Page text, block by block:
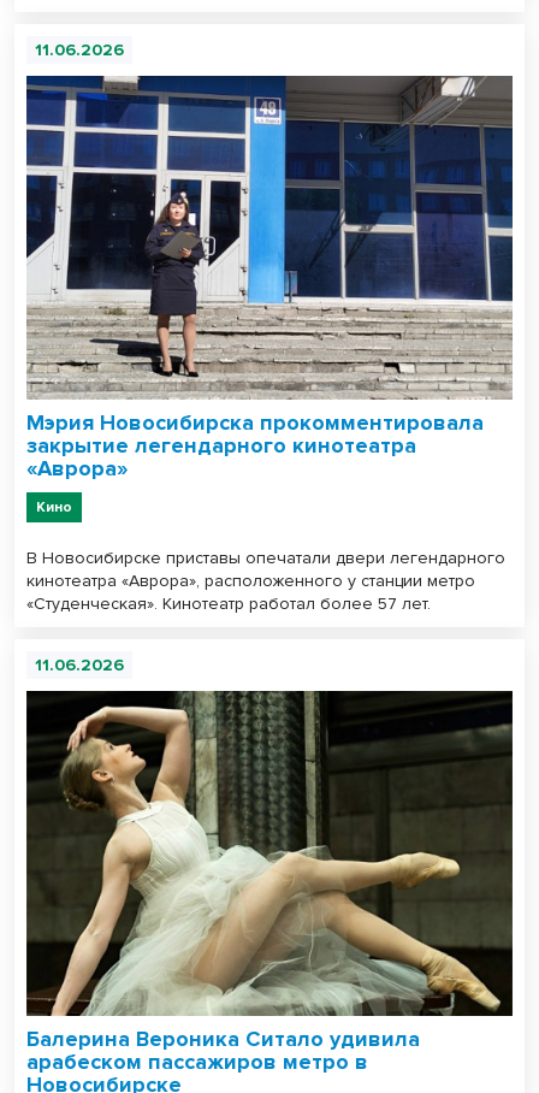
11.06.2026
Мэрия Новосибирска прокомментировала
закрытие легендарного кинотеатра
«Аврора»
Кино
В Новосибирске приставы опечатали двери легендарного
кинотеатра «Аврора», расположенного у станции метро
«Студенческая». Кинотеатр работал более 57 лет.
11.06.2026
Балерина Вероника Ситало удивила
арабеском пассажиров метро в
Новосибирске